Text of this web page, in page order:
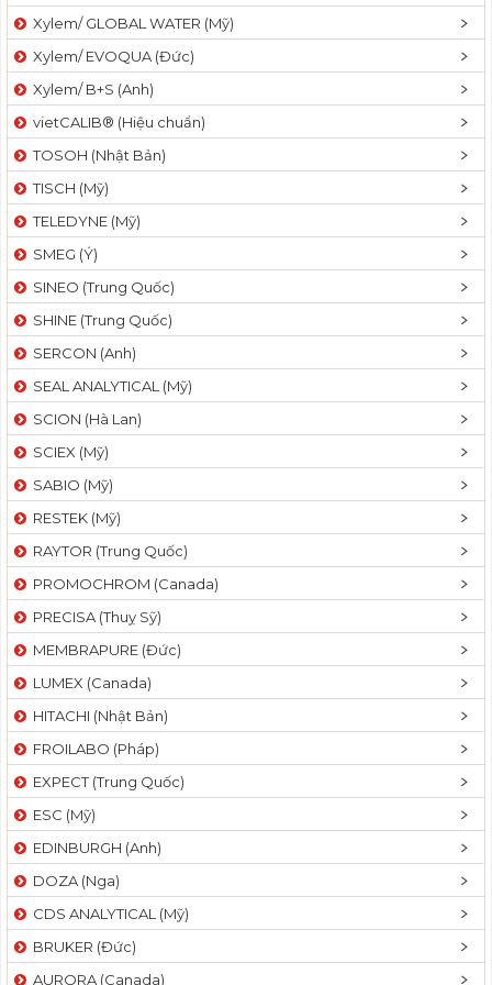
Xylem/ GLOBAL WATER (Mỹ)
Xylem/ EVOQUA (Đức)
Xylem/ B+S (Anh)
vietCALIB® (Hiệu chuẩn)
TOSOH (Nhật Bản)
TISCH (Mỹ)
TELEDYNE (Mỹ)
SMEG (Ý)
SINEO (Trung Quốc)
SHINE (Trung Quốc)
SERCON (Anh)
SEAL ANALYTICAL (Mỹ)
SCION (Hà Lan)
SCIEX (Mỹ)
SABIO (Mỹ)
RESTEK (Mỹ)
RAYTOR (Trung Quốc)
PROMOCHROM (Canada)
PRECISA (Thuỵ Sỹ)
MEMBRAPURE (Đức)
LUMEX (Canada)
HITACHI (Nhật Bản)
FROILABO (Pháp)
EXPECT (Trung Quốc)
ESC (Mỹ)
EDINBURGH (Anh)
DOZA (Nga)
CDS ANALYTICAL (Mỹ)
BRUKER (Đức)
AURORA (Canada)